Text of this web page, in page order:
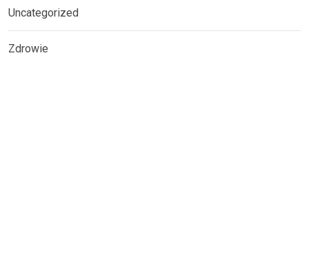
Uncategorized
Zdrowie